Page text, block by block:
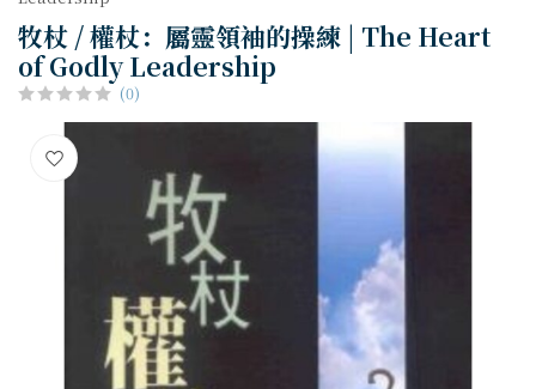
牧杖 / 權杖：屬靈領袖的操練 | The Heart
of Godly Leadership
(0)